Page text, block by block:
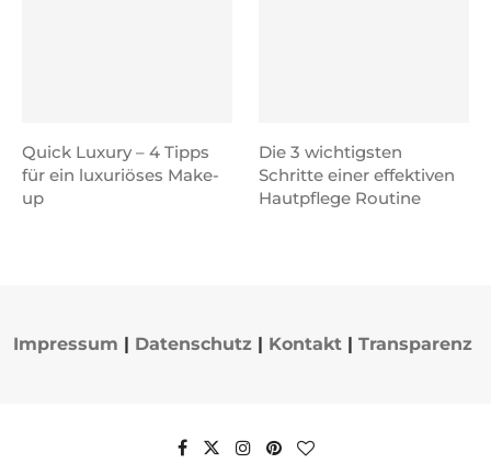
Quick Luxury – 4 Tipps
für ein luxuriöses Make-
up
Die 3 wichtigsten
Schritte einer effektiven
Hautpflege Routine
Impressum | Datenschutz | Kontakt | Transparenz